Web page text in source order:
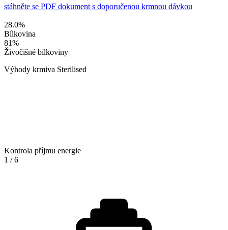
stáhněte se PDF dokument s doporučenou krmnou dávkou
28.0%
Bílkovina
81%
Živočišné bílkoviny
Výhody krmiva Sterilised
Kontrola příjmu energie
1 /6